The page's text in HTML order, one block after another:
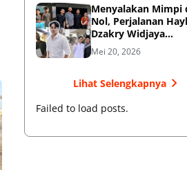
Menyalakan Mimpi
Nol, Perjalanan
Dzakry Widjaya
Membangun Bisnis
Menebar Manfaat
Mei 20, 2026
Lihat Selengkapnya
Failed to load posts.